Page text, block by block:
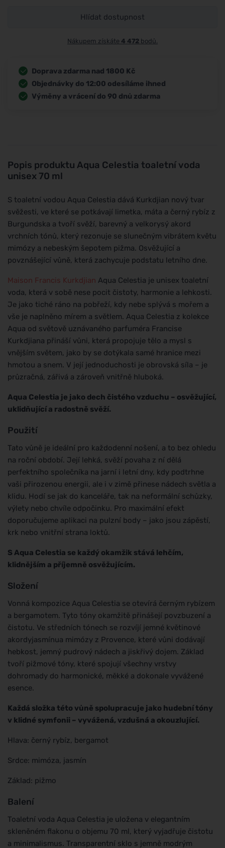
Popis produktu Aqua Celestia toaletní voda
unisex 70 ml
S toaletní vodou Aqua Celestia dává Kurkdjian nový tvar
svěžesti, ve které se potkávají limetka, máta a černý rybíz z
Burgundska a tvoří svěží, barevný a velkorysý akord
vrchních tónů, který rezonuje se slunečným vibrátem květu
mimózy a nebeským šepotem pižma. Osvěžující a
povznášející vůně, která zachycuje podstatu letního dne.
Maison Francis Kurkdjian Aqua Celestia je unisex toaletní
voda, která v sobě nese pocit čistoty, harmonie a lehkosti.
Je jako tiché ráno na pobřeží, kdy nebe splývá s mořem a
vše je naplněno mírem a světlem. Aqua Celestia z kolekce
Aqua od světově uznávaného parfuméra Francise
Kurkdjiana přináší vůni, která propojuje tělo a mysl s
vnějším světem, jako by se dotýkala samé hranice mezi
hmotou a snem. V její jednoduchosti je obrovská síla – je
průzračná, zářivá a zároveň vnitřně hluboká.
Aqua Celestia je jako dech čistého vzduchu – osvěžující,
uklidňující a radostně svěží.
Použití
Tato vůně je ideální pro každodenní nošení, a to bez ohledu
na roční období. Její lehká, svěží povaha z ní dělá
perfektního společníka na jarní i letní dny, kdy podtrhne
vaši přirozenou energii, ale i v zimě přinese nádech světla a
klidu. Hodí se jak do kanceláře, tak na neformální schůzky,
výlety nebo chvíle odpočinku. Pro maximální efekt
doporučujeme aplikaci na pulzní body – jako jsou zápěstí,
krk nebo vnitřní strana loktů.
S Aqua Celestia se každý okamžik stává lehčím,
klidnějším a příjemně osvěžujícím.
Složení
Vonná kompozice Aqua Celestia se otevírá černým rybízem
a bergamotem. Tyto tóny okamžitě přinášejí povzbuzení a
čistotu. Ve středních tónech se rozvíjí jemné květinové
akordyjasmínua mimózy z Provence, které vůni dodávají
hebkost, jemný pudrový nádech a jiskřivý dojem. Základ
tvoří pižmové tóny, které spojují všechny vrstvy
dohromady do harmonické, měkké a dokonale vyvážené
esence.
Každá složka této vůně spolupracuje jako hudební tóny
v klidné symfonii – vyvážená, vzdušná a okouzlující.
Hlava: černý rybíz, bergamot
Srdce: mimóza, jasmín
Základ: pižmo
Balení
Toaletní voda Aqua Celestia je uložena v elegantním
skleněném flakonu o objemu 70 ml, který vyjadřuje čistotu
a minimalismus. Transparentní sklo s jemně modrým
Hlídat dostupnost
Nákupem získáte 4 472 bodů.
Doprava zdarma nad 1800 Kč
Objednávky do 12:00 odesíláme ihned
Výměny a vrácení do 90 dnů zdarma